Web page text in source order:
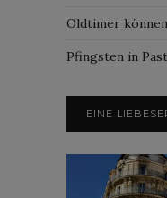
Oldtimer
Pfingsten in
EINE